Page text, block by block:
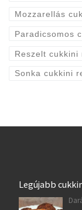
Mozzarellás
Paradicsomos
Reszelt cukkini
Sonka cukkini
Legújabb